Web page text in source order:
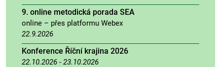
9. online metodická porada SEA
online – přes platformu Webex
22.9.2026
Konference Říční krajina 2026
22.10.2026 - 23.10.2026